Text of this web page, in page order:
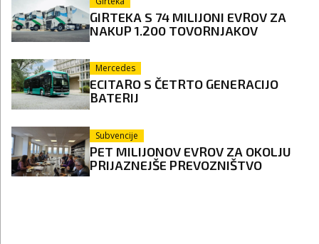
GIRTEKA S 74 MILIJONI EVROV ZA
NAKUP 1.200 TOVORNJAKOV
Mercedes
ECITARO S ČETRTO GENERACIJO
BATERIJ
Subvencije
PET MILIJONOV EVROV ZA OKOLJU
PRIJAZNEJŠE PREVOZNIŠTVO